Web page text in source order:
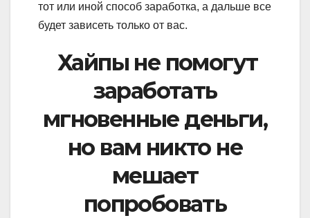
тот или иной способ заработка, а дальше все
будет зависеть только от вас.
Хайпы не помогут
заработать
мгновенные деньги,
но вам никто не
мешает
попробовать